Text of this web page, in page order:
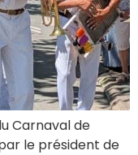
Carnaval de
le président de